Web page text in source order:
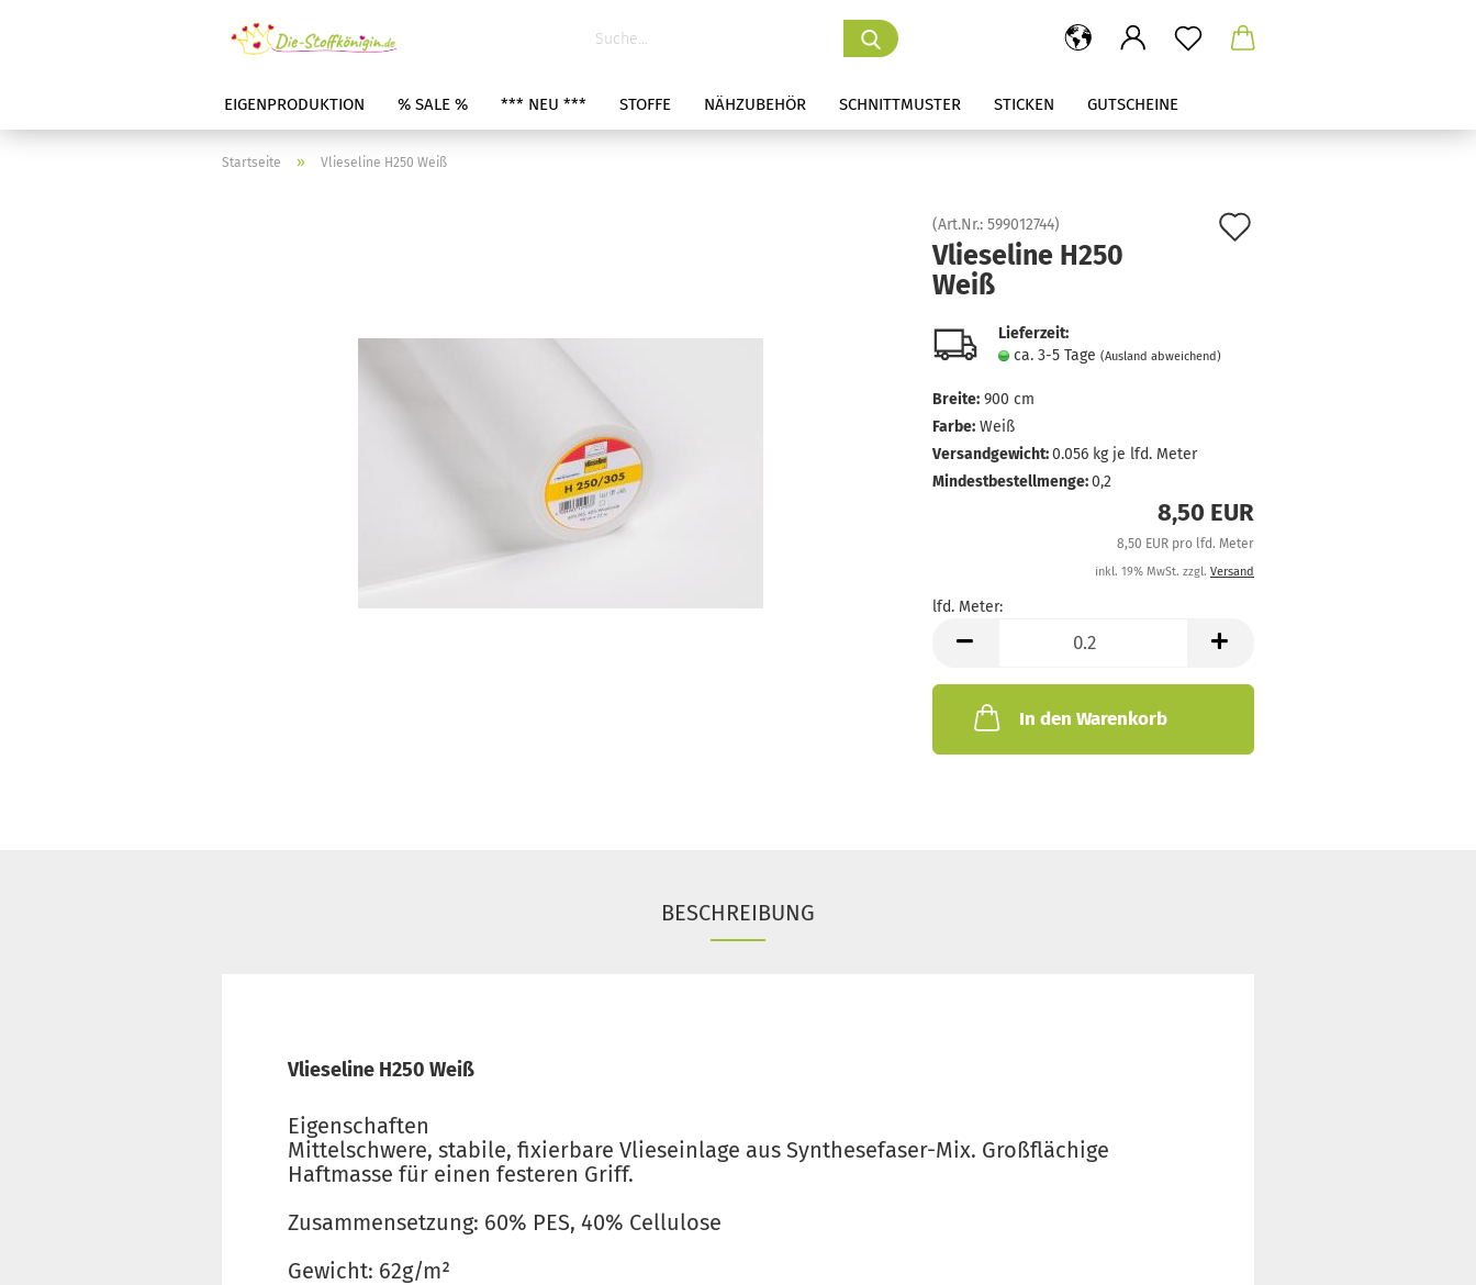
EIGENPRODUKTION % SALE % *** NEU *** STOFFE NÄHZUBEHÖR SCHNITTMUSTER STICKEN GUTSCHEINE
Startseite » Vlieseline H250 Weiß
(Art.Nr.: 599012744)
Vlieseline H250
Weiß
Lieferzeit:
ca. 3-5 Tage (Ausland abweichend)
Breite: 900 cm
Farbe: Weiß
Versandgewicht:0.056kg je lfd. Meter
Mindestbestellmenge:0,2
8,50 EUR
8,50 EUR pro lfd. Meter
inkl. 19% MwSt. zzgl. Versand
lfd. Meter:
In den Warenkorb
BESCHREIBUNG
Vlieseline H250 Weiß
Eigenschaften
Mittelschwere, stabile, fixierbare Vlieseinlage aus Synthesefaser-Mix. Großflächige
Haftmasse für einen festeren Griff.
Zusammensetzung: 60% PES, 40% Cellulose
Gewicht: 62g/m²